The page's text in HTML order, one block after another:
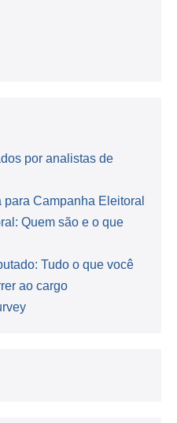
por analistas de
Campanha Eleitoral
Quem são e o que
Tudo o que você
ao cargo